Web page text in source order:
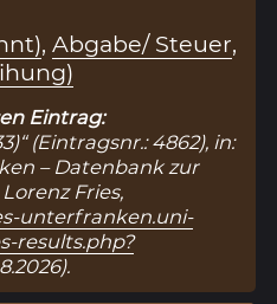
,Abgabe/ Steuer,
Eintrag:
(Eintragsnr.: 4862), in:
– Datenbank zur
Fries,
unterfranken.uni-
results.php?